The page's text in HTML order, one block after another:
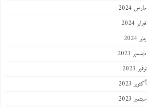
مارس 2024
فبراير 2024
يناير 2024
ديسمبر 2023
نوفمبر 2023
أكتوبر 2023
سبتمبر 2023